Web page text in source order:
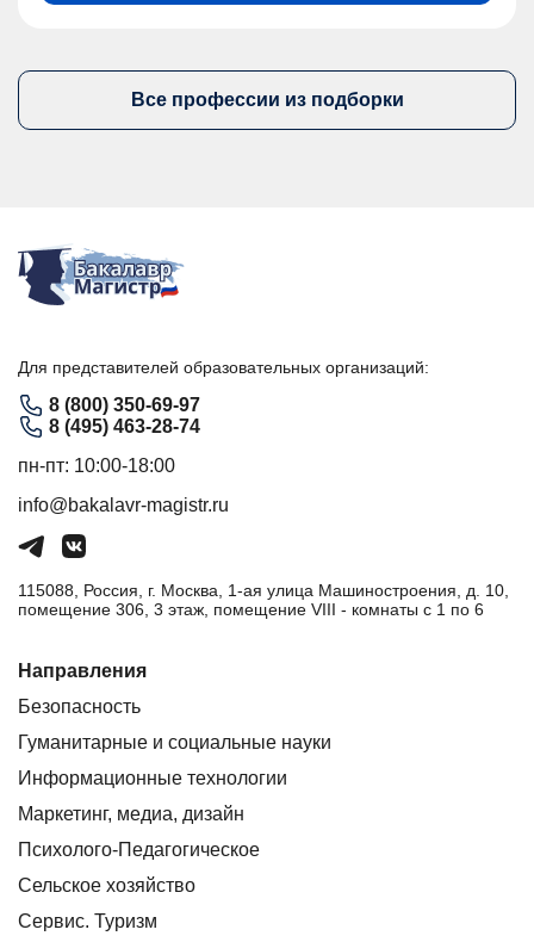
Все профессии из подборки
Для представителей образовательных организаций:
8 (800) 350-69-97
8 (495) 463-28-74
пн-пт: 10:00-18:00
info@bakalavr-magistr.ru
115088, Россия, г. Москва, 1-ая улица Машиностроения, д. 10,
помещение 306, 3 этаж, помещение VIII - комнаты с 1 по 6
Направления
Безопасность
Гуманитарные и социальные науки
Информационные технологии
Маркетинг, медиа, дизайн
Психолого-Педагогическое
Сельское хозяйство
Сервис. Туризм